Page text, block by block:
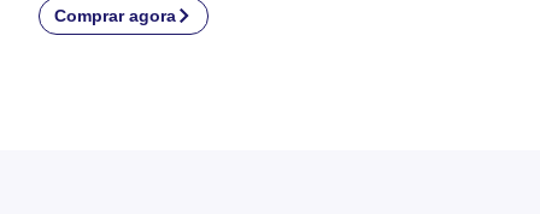
Comprar agora